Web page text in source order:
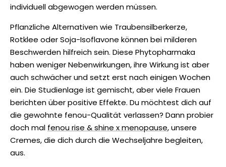
individuell abgewogen werden müssen.
Pflanzliche Alternativen wie Traubensilberkerze,
Rotklee oder Soja-Isoflavone können bei milderen
Beschwerden hilfreich sein. Diese Phytopharmaka
haben weniger Nebenwirkungen, ihre Wirkung ist aber
auch schwächer und setzt erst nach einigen Wochen
ein. Die Studienlage ist gemischt, aber viele Frauen
berichten über positive Effekte. Du möchtest dich auf
die gewohnte fenou-Qualität verlassen? Dann probier
doch mal fenou rise & shine x menopause, unsere
Cremes, die dich durch die Wechseljahre begleiten,
aus.